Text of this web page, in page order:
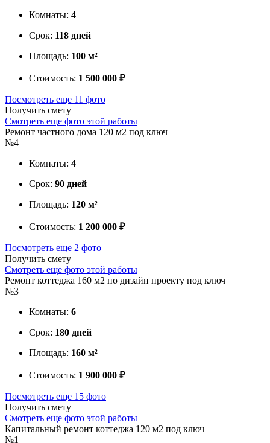
Комнаты: 4
Срок: 118 дней
Площадь: 100 м²
Стоимость: 1 500 000 ₽
Посмотреть еще 11 фото
Получить смету
Смотреть еще фото этой работы
Ремонт частного дома 120 м2 под ключ
№4
Комнаты: 4
Срок: 90 дней
Площадь: 120 м²
Стоимость: 1 200 000 ₽
Посмотреть еще 2 фото
Получить смету
Смотреть еще фото этой работы
Ремонт коттеджа 160 м2 по дизайн проекту под ключ
№3
Комнаты: 6
Срок: 180 дней
Площадь: 160 м²
Стоимость: 1 900 000 ₽
Посмотреть еще 15 фото
Получить смету
Смотреть еще фото этой работы
Капитальный ремонт коттеджа 120 м2 под ключ
№1